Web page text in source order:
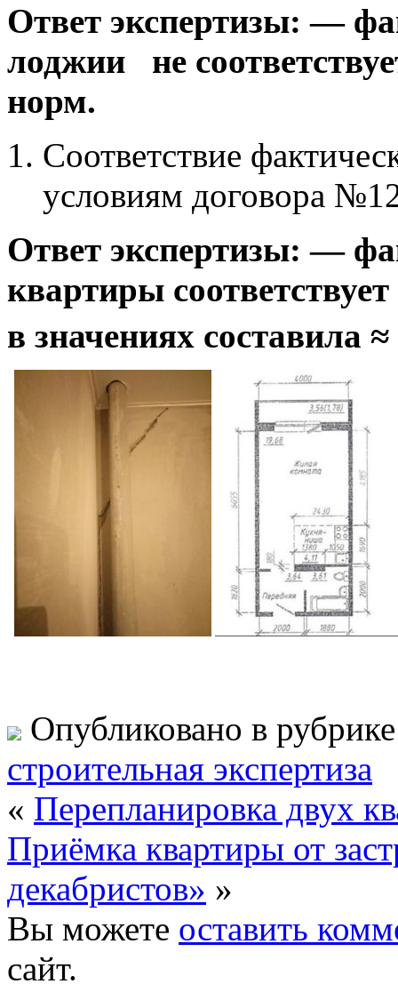
Ответ экспертизы: —
лоджии не
норм.
Соответствие
условиям договора
Ответ экспертизы: —
квартиры
в значениях составила
Опубликовано в
строительная экспертиза
« Перепланировка двух
Приёмка квартиры от
декабристов» »
Вы можете оставить
сайт.